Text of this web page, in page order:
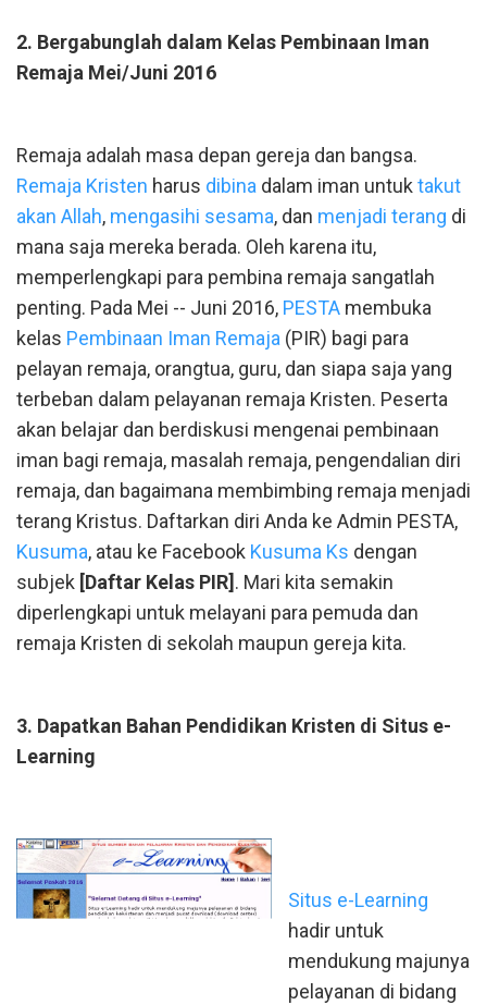
2. Bergabunglah dalam Kelas Pembinaan Iman
Remaja Mei/Juni 2016
Remaja adalah masa depan gereja dan bangsa.
Remaja Kristen harus dibina dalam iman untuk takut
akan Allah, mengasihi sesama, dan menjadi terang di
mana saja mereka berada. Oleh karena itu,
memperlengkapi para pembina remaja sangatlah
penting. Pada Mei -- Juni 2016, PESTA membuka
kelas Pembinaan Iman Remaja (PIR) bagi para
pelayan remaja, orangtua, guru, dan siapa saja yang
terbeban dalam pelayanan remaja Kristen. Peserta
akan belajar dan berdiskusi mengenai pembinaan
iman bagi remaja, masalah remaja, pengendalian diri
remaja, dan bagaimana membimbing remaja menjadi
terang Kristus. Daftarkan diri Anda ke Admin PESTA,
Kusuma, atau ke Facebook Kusuma Ks dengan
subjek [Daftar Kelas PIR] . Mari kita semakin
diperlengkapi untuk melayani para pemuda dan
remaja Kristen di sekolah maupun gereja kita.
3. Dapatkan Bahan Pendidikan Kristen di Situs e-
Learning
Situs e-Learning
hadir untuk
mendukung majunya
pelayanan di bidang